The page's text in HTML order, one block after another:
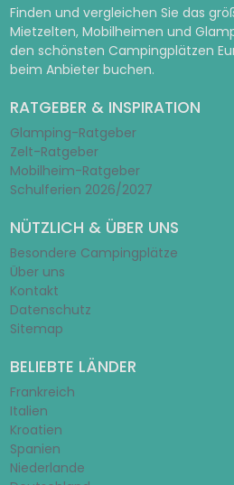
Finden und vergleichen Sie das
Mietzelten, Mobilheimen und
den schönsten Campingplätzen
beim Anbieter buchen.
RATGEBER & INSPIRATION
Glamping-Ratgeber
Zelt-Ratgeber
Mobilheim-Ratgeber
Schulferien 2026/2027
NÜTZLICH & ÜBER UNS
Besondere Campingplätze
Über uns
Kontakt
Datenschutz
Sitemap
BELIEBTE LÄNDER
Frankreich
Italien
Kroatien
Spanien
Niederlande